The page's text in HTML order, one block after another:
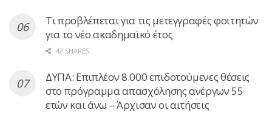
Τι προβλέπεται για τις μετεγγραφές φοιτητών
για το νέο ακαδημαϊκό έτος
42 SHARES
ΔΥΠΑ: Επιπλέον 8.000 επιδοτούμενες θέσεις
στο πρόγραμμα απασχόλησης ανέργων 55
ετών και άνω – Άρχισαν οι αιτήσεις